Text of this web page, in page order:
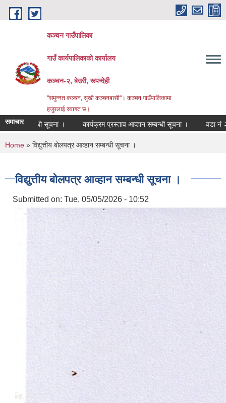
Skip to main content
कञ्चन गाउँपालिका
गाउँ कार्यपालिकाको कार्यालय
कञ्‍चन-२, बेउरी, रूपन्देही
"समुन्‍नत कञ्‍चन, सुखी कञ्‍चनबासी"। कञ्चन गाउँपालिकामा
हजुरलाई स्वागत छ।
समाचार
सूचना । कार्यक्रम प्रस्ताव आव्हान सम्बन्धी सूचना । वडा नं २ को स.सु.
You are here
Home » विद्युत्तीय बोलपत्र आव्हान सम्बन्धी सूचना ।
विद्युत्तीय बोलपत्र आव्हान सम्बन्धी सूचना ।
Submitted on: Tue, 05/05/2026 - 10:52